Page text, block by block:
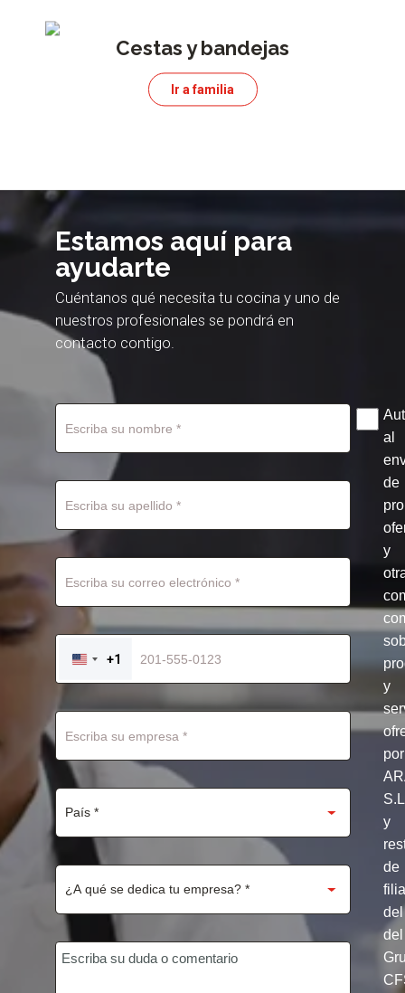
Cestas y bandejas
Ir a familia
Estamos aquí para
ayudarte
Cuéntanos qué necesita tu cocina y uno de
nuestros profesionales se pondrá en
contacto contigo.
UNITED
STATES
+1
al
de
y
y
por
y
de
del
del